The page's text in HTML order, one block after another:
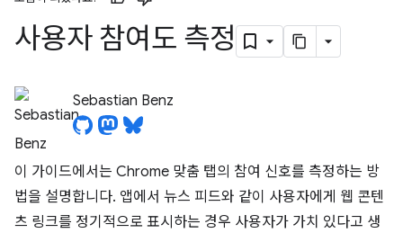
사용자 참여도 측정
Sebastian Benz
이 가이드에서는 Chrome 맞춤 탭의 참여 신호를 측정하는 방
법을 설명합니다. 앱에서 뉴스 피드와 같이 사용자에게 웹 콘텐
츠 링크를 정기적으로 표시하는 경우 사용자가 가치 있다고 생